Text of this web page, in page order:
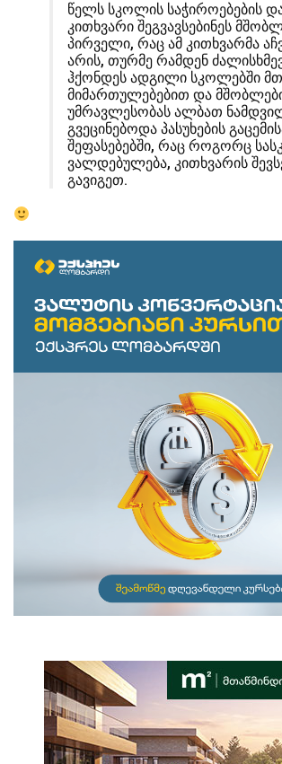
წელს სკოლის საჭიროებების
კითხვარი შეგვავსებინეს
პირველი, რაც ამ კითხვარმა
არის, თურმე რამდენ
ჰქონდეს ადგილი სკოლებში
მიმართულებებით და
უმრავლესობას ალბათ
გვეცინებოდა პასუხების
შეფასებებში, რაც როგორც
ვალდებულება, კითხვარის
გავიგეთ.